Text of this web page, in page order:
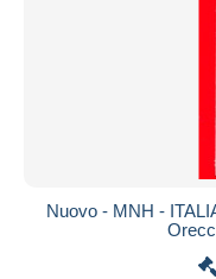
Nuovo - MNH -